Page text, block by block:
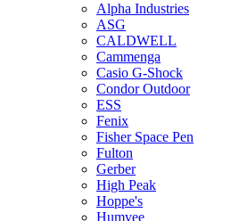
Alpha Industries
ASG
CALDWELL
Cammenga
Casio G-Shock
Condor Outdoor
ESS
Fenix
Fisher Space Pen
Fulton
Gerber
High Peak
Hoppe's
Humvee